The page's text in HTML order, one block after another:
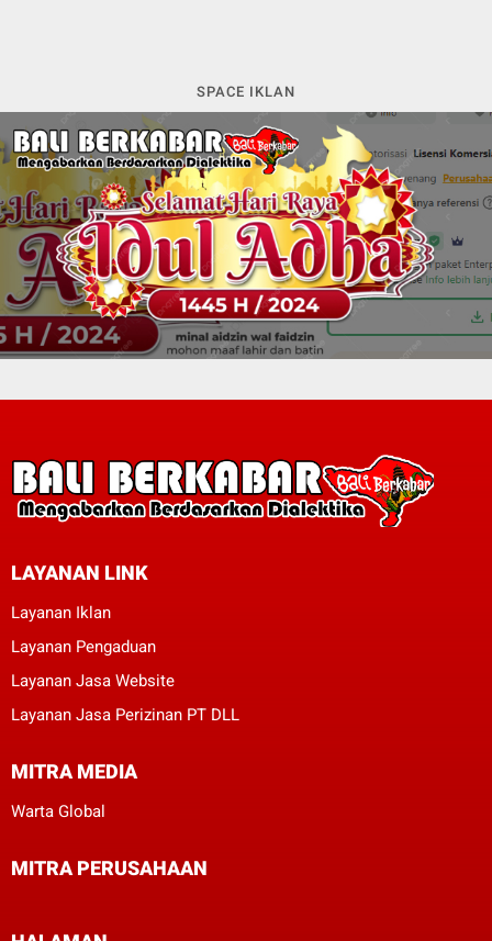
SPACE IKLAN
LAYANAN LINK
Layanan Iklan
Layanan Pengaduan
Layanan Jasa Website
Layanan Jasa Perizinan PT DLL
MITRA MEDIA
Warta Global
MITRA PERUSAHAAN